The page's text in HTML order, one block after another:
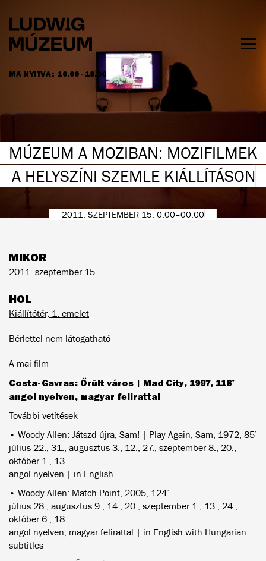
tartalomra
MA NYITVA: 10.00 - 18.00
NYITVATARTÁS ÉS JEGYÁRAK
MÚZEUM A MOZIBAN: MOZIFILMEK
A HELYSZÍNI SZEMLE KIÁLLÍTÁSON
2011. SZEPTEMBER 15. 0.00–00.00
MIKOR
2011. szeptember 15.
HOL
Kiállítótér, 1. emelet
Bérlettel nem látogatható
A mai film
Costa-Gavras: Őrült város | Mad City, 1997, 118’
angol nyelven, magyar felirattal
További vetítések
• Woody Allen: Játszd újra, Sam! | Play Again, Sam, 1972, 85’
július 22., 31., augusztus 3., 12., 27., szeptember 8., 20.,
október 1., 13.
angol nyelven | in English
• Woody Allen: Match Point, 2005, 124’
július 28., augusztus 9., 14., 20., szeptember 1., 13., 24.,
október 6., 18.
angol nyelven, magyar felirattal | in English with Hungarian
subtitles